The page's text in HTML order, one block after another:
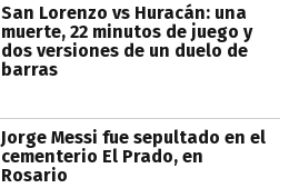
San Lorenzo vs Huracán: una
muerte, 22 minutos de juego y
dos versiones de un duelo de
barras
Jorge Messi fue sepultado en el
cementerio El Prado, en
Rosario